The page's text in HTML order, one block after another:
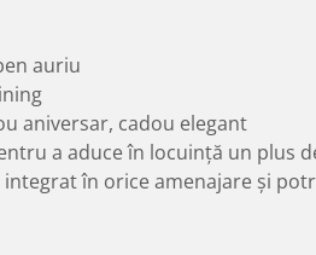
auriu
aniversar, cadou elegant
a aduce în locuință un plus
în orice amenajare și